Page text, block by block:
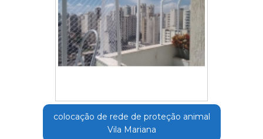
colocação de rede de proteção animal
Vila Mariana